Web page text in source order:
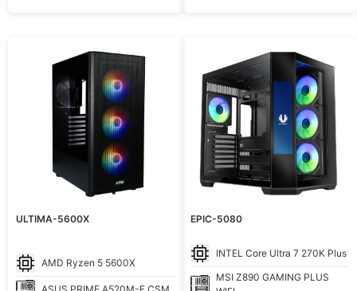
ULTIMA-5600X
AMD Ryzen 5 5600X
EPIC-5080
INTEL Core Ultra 7 270K Plus
MSI Z890 GAMING PLUS